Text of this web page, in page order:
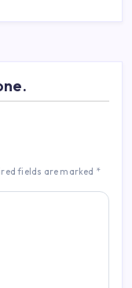
fields are marked *